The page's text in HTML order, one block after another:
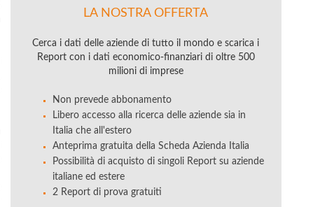
LA NOSTRA OFFERTA
Cerca i dati delle aziende di tutto il mondo e scarica i
Report con i dati economico-finanziari di oltre 500
milioni di imprese
Non prevede abbonamento
Libero accesso alla ricerca delle aziende sia in
Italia che all'estero
Anteprima gratuita della Scheda Azienda Italia
Possibilità di acquisto di singoli Report su aziende
italiane ed estere
2 Report di prova gratuiti